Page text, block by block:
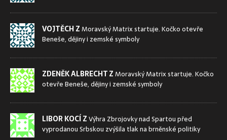
VOJTĚCH ZMoravský Matrix startuje. Kočko otevře
Beneše, dějiny i zemské symboly
ZDENĚK ALBRECHT ZMoravský Matrix startuje. Kočko
otevře Beneše, dějiny i zemské symboly
LIBOR KOCÍ ZVýhra Zbrojovky nad Spartou před
vyprodanou Srbskou zvýšila tlak na brněnské politiky